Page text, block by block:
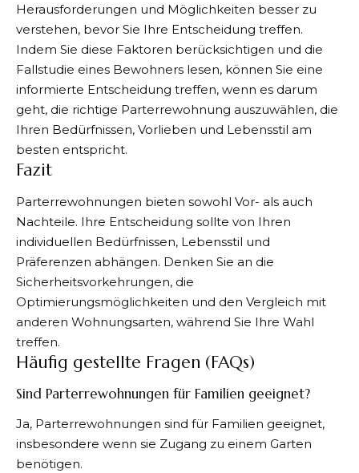
Herausforderungen und Möglichkeiten besser zu
verstehen, bevor Sie Ihre Entscheidung treffen.
Indem Sie diese Faktoren berücksichtigen und die
Fallstudie eines Bewohners lesen, können Sie eine
informierte Entscheidung treffen, wenn es darum
geht, die richtige Parterrewohnung auszuwählen, die
Ihren Bedürfnissen, Vorlieben und Lebensstil am
besten entspricht.
Fazit
Parterrewohnungen bieten sowohl Vor- als auch
Nachteile. Ihre Entscheidung sollte von Ihren
individuellen Bedürfnissen, Lebensstil und
Präferenzen abhängen. Denken Sie an die
Sicherheitsvorkehrungen, die
Optimierungsmöglichkeiten und den Vergleich mit
anderen Wohnungsarten, während Sie Ihre Wahl
treffen.
Häufig gestellte Fragen (FAQs)
Sind Parterrewohnungen für Familien geeignet?
Ja, Parterrewohnungen sind für Familien geeignet,
insbesondere wenn sie Zugang zu einem Garten
benötigen.